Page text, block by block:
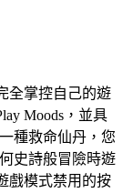
全掌控自己的遊
Moods，並具
種救命仙丹，您
史詩般冒險時遊
戲模式禁用的按